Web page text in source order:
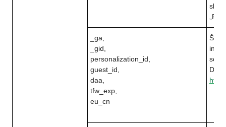
_ga,
_gid,
personalization_id,
guest_id,
daa,
tfw_exp,
eu_cn
Šis